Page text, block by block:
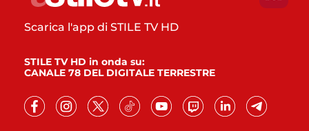
Scarica l'app di STILE TV HD
STILE TV HD in onda su:
CANALE 78 DEL DIGITALE TERRESTRE